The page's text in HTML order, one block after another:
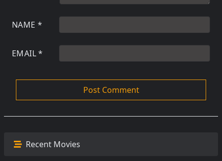
NAME *
EMAIL*
Recent Movies